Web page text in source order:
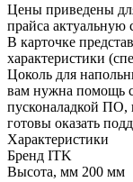
Цены приведены
прайса актуальную
В карточке
характеристики
Цоколь для
вам нужна помощь
пусконаладкой
готовы оказать
Характеристики
Бренд ITK
Высота, мм 200 мм